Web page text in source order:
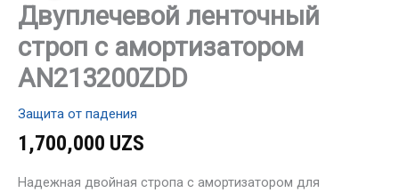
Двуплечевой ленточный
строп с амортизатором
AN213200ZDD
Защита от падения
1,700,000 UZS
Надежная двойная стропа с амортизатором для